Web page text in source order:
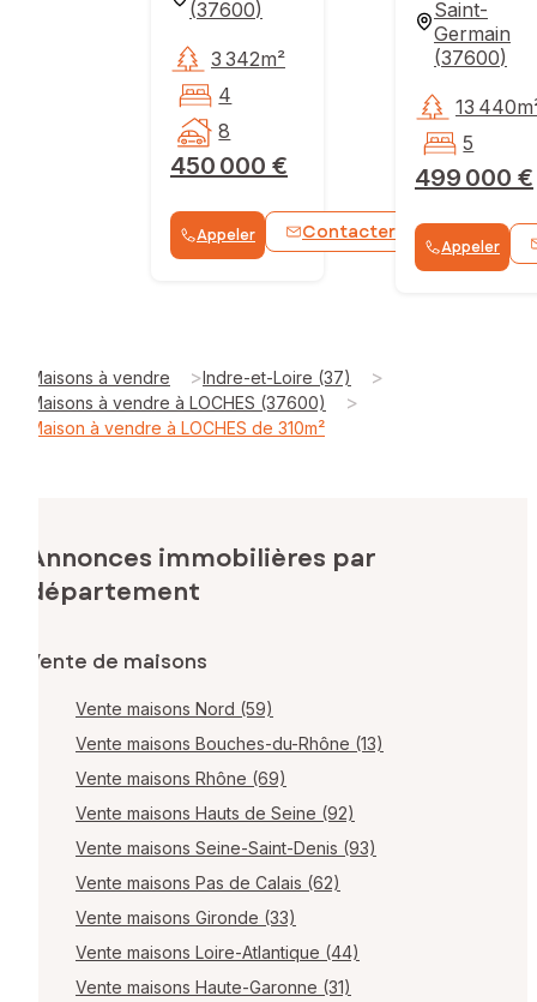
(37600)
450 000 €
3 342m²
4
8
Appeler Contacter WhatsApp
Saint-
Germain
(37600)
499 000 €
13
5
Appeler
Maisons à vendre >Indre-et-Loire (37) >
Maisons à vendre à LOCHES (37600) >
Maison à vendre à LOCHES de 310m²
Annonces immobilières par
département
Vente de maisons
Vente maisons Nord (59)
Vente maisons Bouches-du-Rhône (13)
Vente maisons Rhône (69)
Vente maisons Hauts de Seine (92)
Vente maisons Seine-Saint-Denis (93)
Vente maisons Pas de Calais (62)
Vente maisons Gironde (33)
Vente maisons Loire-Atlantique (44)
Vente maisons Haute-Garonne (31)